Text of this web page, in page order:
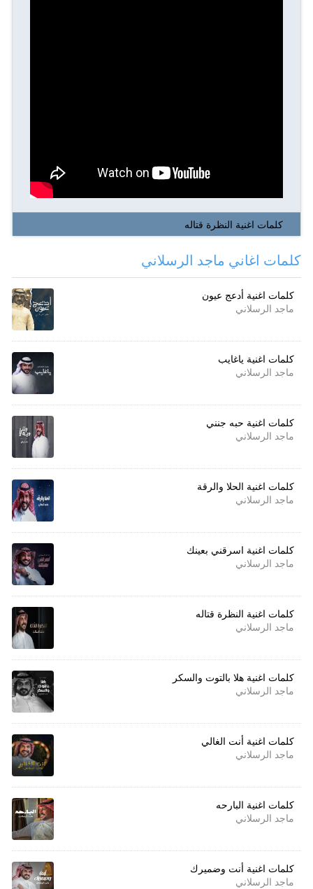
كلمات اغنية النظرة قتاله
كلمات اغاني ماجد الرسلاني
كلمات اغنية أدعج عيون
ماجد الرسلاني
كلمات اغنية ياغايب
ماجد الرسلاني
كلمات اغنية حبه جنني
ماجد الرسلاني
كلمات اغنية الحلا والرقة
ماجد الرسلاني
كلمات اغنية اسرقني بعينك
ماجد الرسلاني
كلمات اغنية النظرة قتاله
ماجد الرسلاني
كلمات اغنية هلا بالتوت والسكر
ماجد الرسلاني
كلمات اغنية أنت الغالي
ماجد الرسلاني
كلمات اغنية البارحه
ماجد الرسلاني
كلمات اغنية أنت وضميرك
ماجد الرسلاني